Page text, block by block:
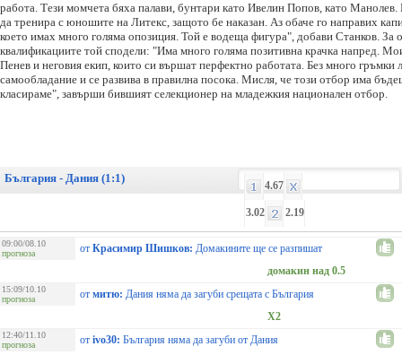
работа. Тези момчета бяха палави, бунтари като Ивелин Попов, като
да тренира с юношите на Литекс, защото бе наказан. Аз обаче го направих
което имах много голяма опозиция. Той е водеща фигура", добави Станков. За
квалификациите той сподели: "Има много голяма позитивна крачка напред.
Пенев и неговия екип, които си вършат перфектно работата. Без много гръмки
самообладание и се развива в правилна посока. Мисля, че този отбор има
класираме", завърши бившият селекционер на младежкия национален отбор.
България - Дания (1:1)
4.67
3.02 2.19
09:00/08.10
прогноза
от Красимир Шишков: Домакините ще се разпишат
домакин над 0.5
15:09/10.10
прогноза
от митю: Дания няма да загуби срещата с България
X2
12:40/11.10
прогноза
от ivo30: България няма да загуби от Дания